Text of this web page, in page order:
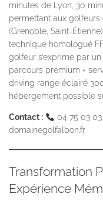
minutes de Lyon, 30
permettant aux
(Grenoble, Saint-
technique homologué
golfeur s’exprime par
parcours premium +
driving range éclairé
hébergement possible
Contact : 04 75 03 03
domainegolfalbon.fr
Transformation
Expérience